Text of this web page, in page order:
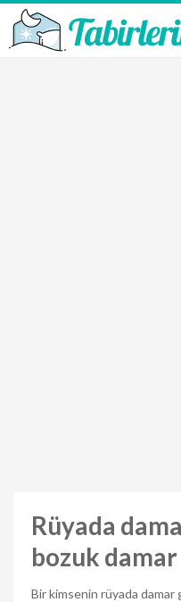
Rüyada
bozuk damar
Bir kimsenin rüyada damar